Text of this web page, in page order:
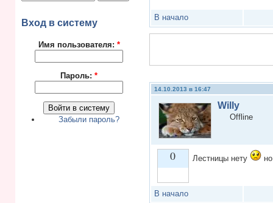
Вход в систему
Имя пользователя: *
Пароль: *
Забыли пароль?
В начало
14.10.2013 в 16:47
Willy
Offline
0 Лестницы нету но
В начало